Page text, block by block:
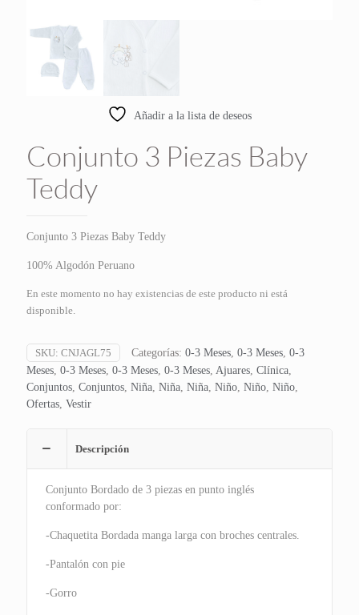
Añadir a la lista de deseos
Conjunto 3 Piezas Baby
Teddy
Conjunto 3 Piezas Baby Teddy
100% Algodón Peruano
En este momento no hay existencias de este producto ni está
disponible.
SKU: CNJAGL75 Categorías: 0-3 Meses, 0-3 Meses, 0-3
Meses, 0-3 Meses, 0-3 Meses, 0-3 Meses, Ajuares, Clínica,
Conjuntos, Conjuntos, Niña, Niña, Niña, Niño, Niño, Niño,
Ofertas, Vestir
Descripción
Conjunto Bordado de 3 piezas en punto inglés
conformado por:
-Chaquetita Bordada manga larga con broches centrales.
-Pantalón con pie
-Gorro